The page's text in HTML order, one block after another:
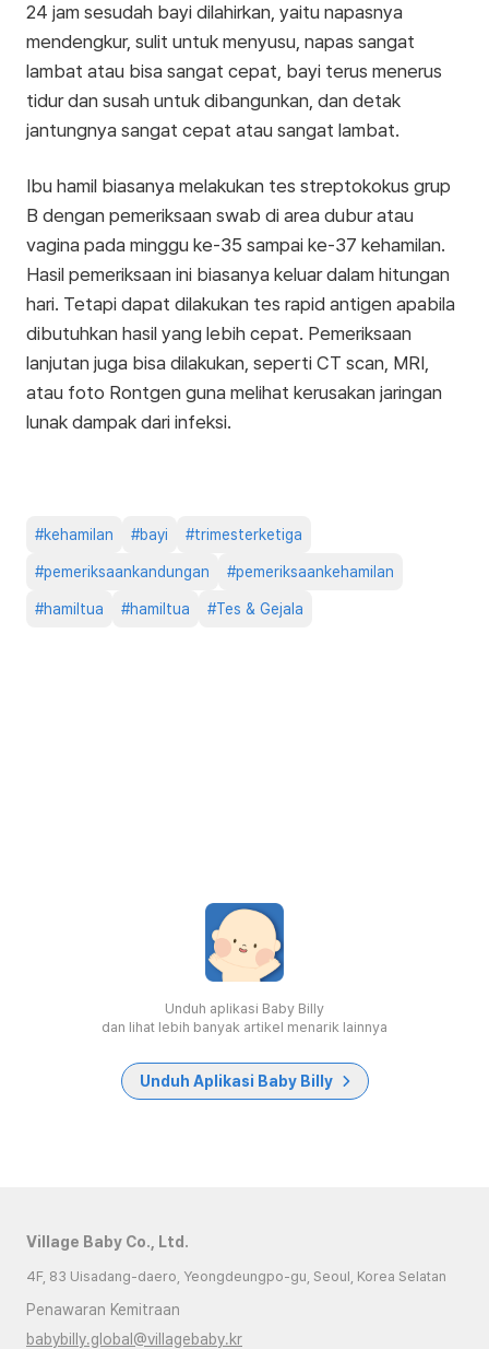
24 jam sesudah bayi dilahirkan, yaitu napasnya
mendengkur, sulit untuk menyusu, napas sangat
lambat atau bisa sangat cepat, bayi terus menerus
tidur dan susah untuk dibangunkan, dan detak
jantungnya sangat cepat atau sangat lambat.
Ibu hamil biasanya melakukan tes streptokokus grup
B dengan pemeriksaan swab di area dubur atau
vagina pada minggu ke-35 sampai ke-37 kehamilan.
Hasil pemeriksaan ini biasanya keluar dalam hitungan
hari. Tetapi dapat dilakukan tes rapid antigen apabila
dibutuhkan hasil yang lebih cepat. Pemeriksaan
lanjutan juga bisa dilakukan, seperti CT scan, MRI,
atau foto Rontgen guna melihat kerusakan jaringan
lunak dampak dari infeksi.
#kehamilan #bayi #trimesterketiga
#pemeriksaankandungan #pemeriksaankehamilan
#hamiltua #hamiltua #Tes & Gejala
Unduh aplikasi Baby Billy
dan lihat lebih banyak artikel menarik lainnya
Unduh Aplikasi Baby Billy
Village Baby Co., Ltd.
4F, 83 Uisadang-daero, Yeongdeungpo-gu, Seoul, Korea Selatan
Penawaran Kemitraan
babybilly.global@villagebaby.kr